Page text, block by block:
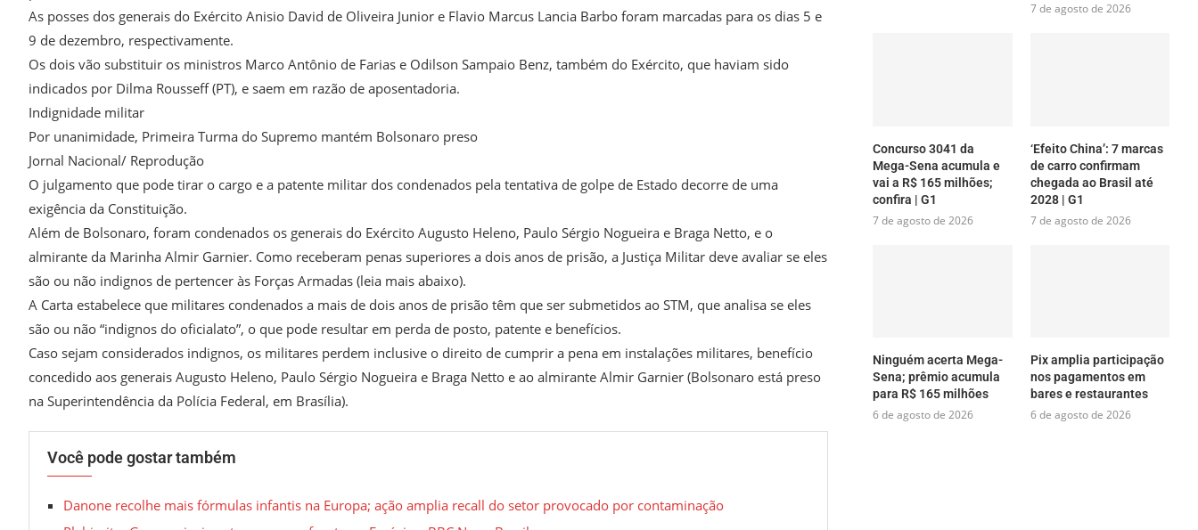
As posses dos generais do Exército Anisio David de Oliveira Junior e Flavio Marcus Lancia Barbo foram marcadas para os dias 5 e
9 de dezembro, respectivamente.
Os dois vão substituir os ministros Marco Antônio de Farias e Odilson Sampaio Benz, também do Exército, que haviam sido
indicados por Dilma Rousseff (PT), e saem em razão de aposentadoria.
Indignidade militar
Por unanimidade, Primeira Turma do Supremo mantém Bolsonaro preso
Jornal Nacional/ Reprodução
O julgamento que pode tirar o cargo e a patente militar dos condenados pela tentativa de golpe de Estado decorre de uma
exigência da Constituição.
Além de Bolsonaro, foram condenados os generais do Exército Augusto Heleno, Paulo Sérgio Nogueira e Braga Netto, e o
almirante da Marinha Almir Garnier. Como receberam penas superiores a dois anos de prisão, a Justiça Militar deve avaliar se eles
são ou não indignos de pertencer às Forças Armadas (leia mais abaixo).
A Carta estabelece que militares condenados a mais de dois anos de prisão têm que ser submetidos ao STM, que analisa se eles
são ou não “indignos do oficialato”, o que pode resultar em perda de posto, patente e benefícios.
Caso sejam considerados indignos, os militares perdem inclusive o direito de cumprir a pena em instalações militares, benefício
concedido aos generais Augusto Heleno, Paulo Sérgio Nogueira e Braga Netto e ao almirante Almir Garnier (Bolsonaro está preso
na Superintendência da Polícia Federal, em Brasília).
Você pode gostar também
Danone recolhe mais fórmulas infantis na Europa; ação amplia recall do setor provocado por contaminação
7 de agosto de 2026
Concurso 3041 da
Mega-Sena acumula e
vai a R$ 165 milhões;
confira | G1
7 de agosto de 2026
‘Efeito China’: 7 marcas
de carro confirmam
chegada ao Brasil até
2028 | G1
7 de agosto de 2026
Ninguém acerta Mega-
Sena; prêmio acumula
para R$ 165 milhões
6 de agosto de 2026
Pix amplia participação
nos pagamentos em
bares e restaurantes
6 de agosto de 2026